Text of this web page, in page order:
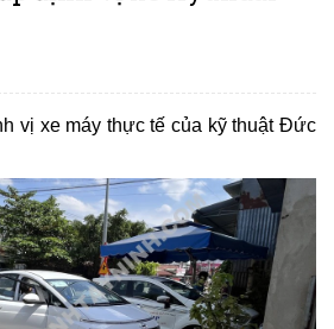
vị xe máy thực tế của kỹ thuật Đức